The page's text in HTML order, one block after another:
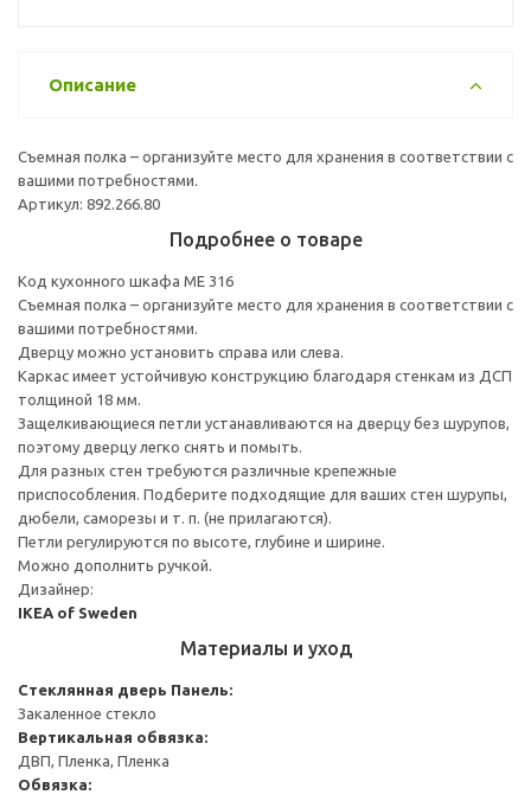
Описание
Съемная полка – организуйте место для хранения в соответствии с
вашими потребностями.
Артикул: 892.266.80
Подробнее о товаре
Код кухонного шкафа ME 316
Съемная полка – организуйте место для хранения в соответствии с
вашими потребностями.
Дверцу можно установить справа или слева.
Каркас имеет устойчивую конструкцию благодаря стенкам из ДСП
толщиной 18 мм.
Защелкивающиеся петли устанавливаются на дверцу без шурупов,
поэтому дверцу легко снять и помыть.
Для разных стен требуются различные крепежные
приспособления. Подберите подходящие для ваших стен шурупы,
дюбели, саморезы и т. п. (не прилагаются).
Петли регулируются по высоте, глубине и ширине.
Можно дополнить ручкой.
Дизайнер:
IKEA of Sweden
Материалы и уход
Стеклянная дверь Панель:
Закаленное стекло
Вертикальная обвязка:
ДВП, Пленка, Пленка
Обвязка: